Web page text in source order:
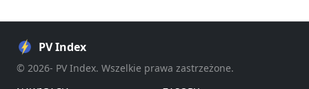
PV Index
© 2026- PV Index. Wszelkie prawa zastrzeżone.